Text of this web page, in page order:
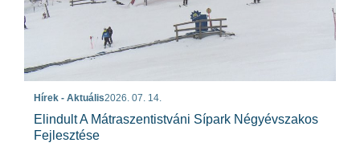
Hírek - Aktuális2026. 07. 14.
Elindult A Mátraszentistváni Sípark Négyévszakos
Fejlesztése